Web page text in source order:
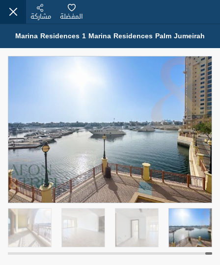
عقارات للإيجار (13750)
Modern Renovated Unit Near Marina Metro Station
شقةللإيجار 95,000 درهم
3
سرير
1
حمام
1
المنطقة (متر
مربع)
70.03
المعروض
غير مفروش /ة
الشيكات
1
اسم الوسيط
NILOOFAR ABBAS VAKIL
رقم الوسيط
أتصل الأن
5 أشهر +
Marina Residences 1 Marina Residences Palm Jumeirah
المفضلة مشاركة